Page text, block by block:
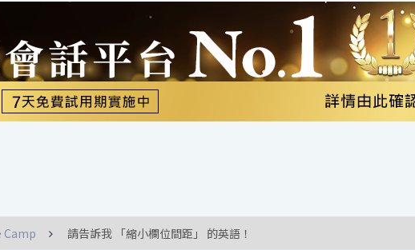
Camp 請告訴我 「縮小欄位間距」 的英語！